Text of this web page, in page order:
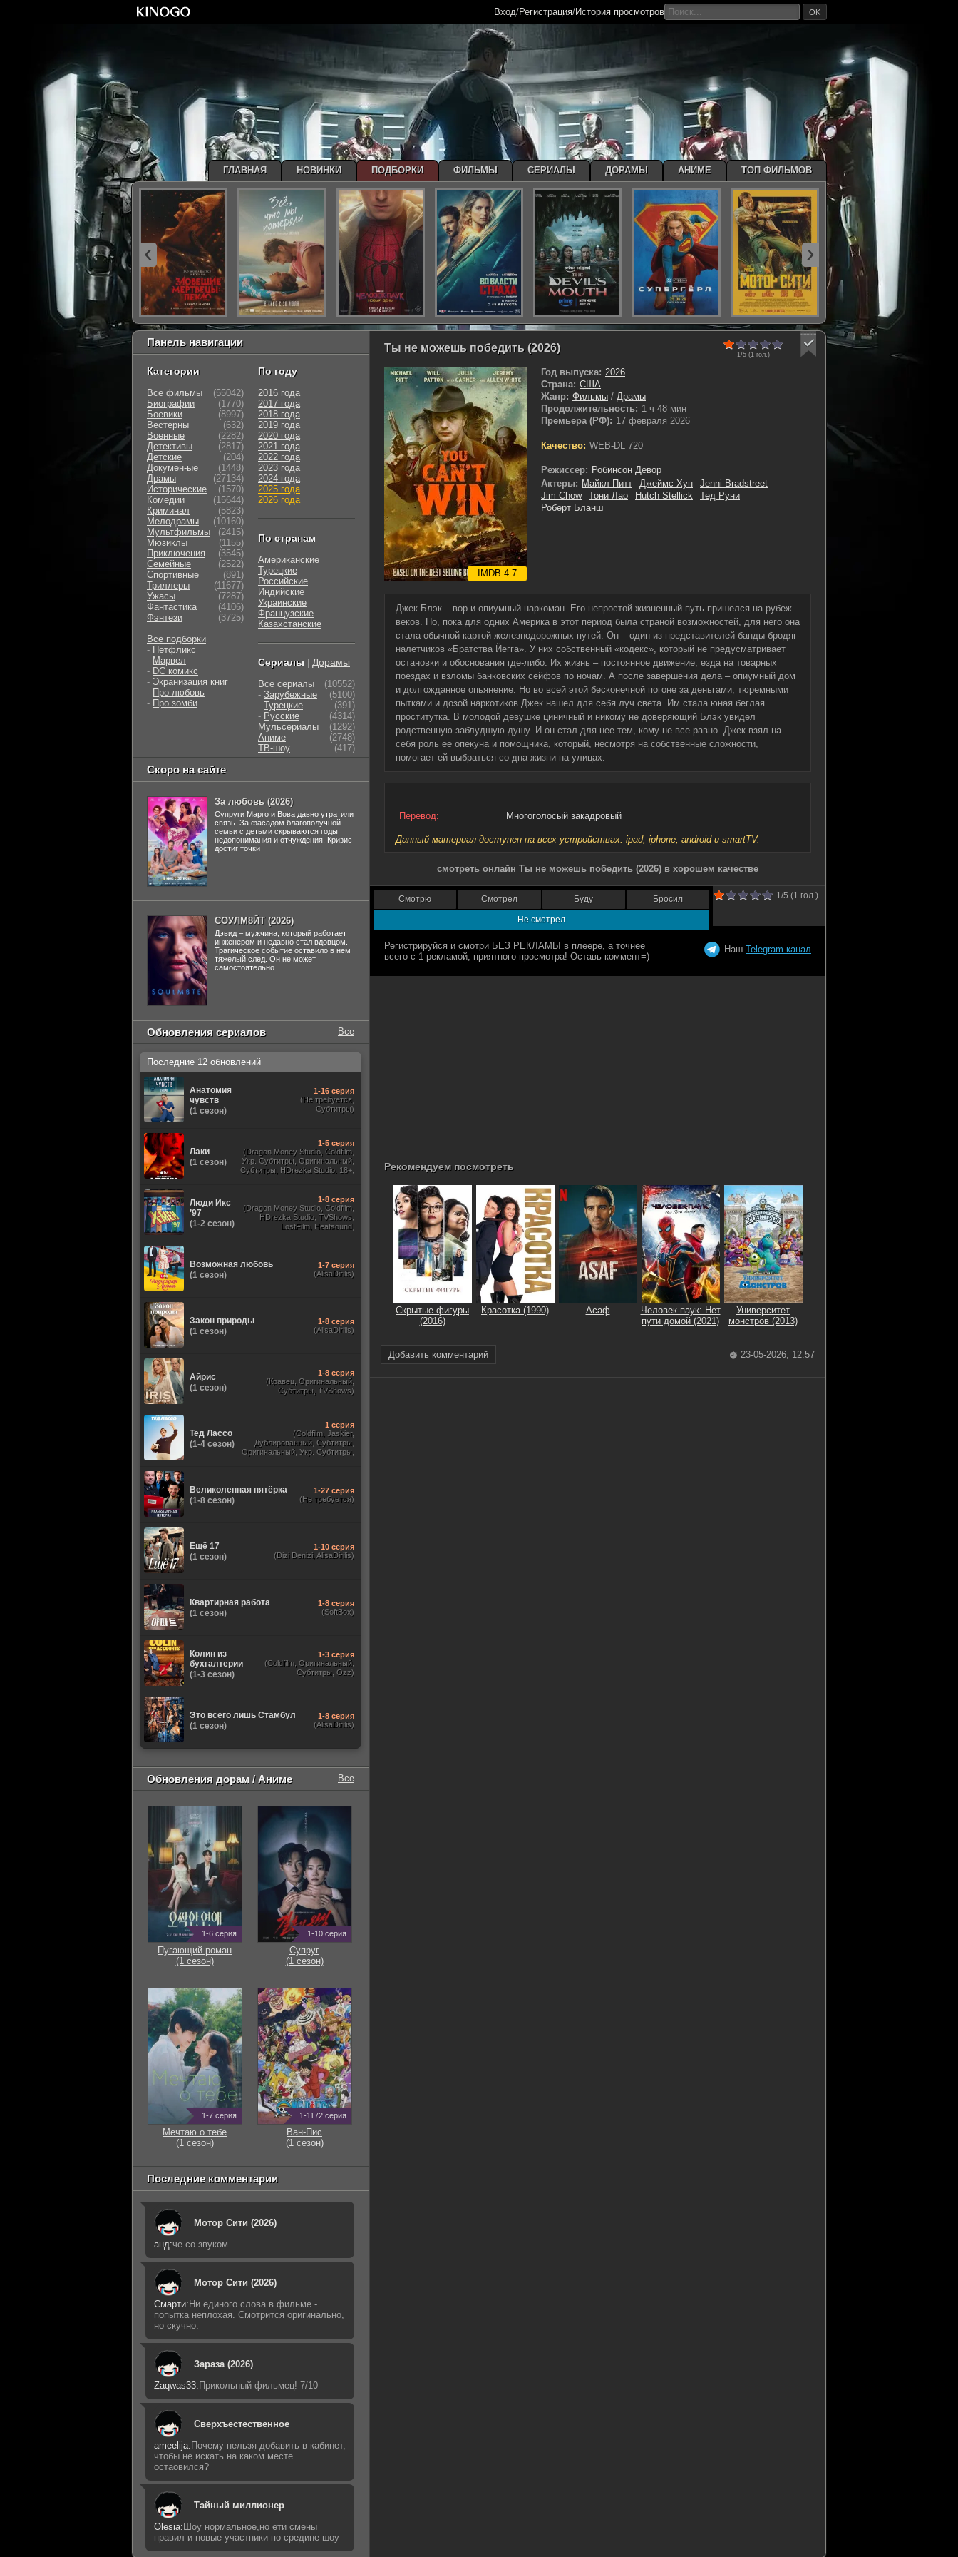
Ты не можешь победить (2026)
1/5 (1гол.)
IMDB 4.7
Год выпуска: 2026
Страна: США
Жанр: Фильмы / Драмы
Продолжительность: 1 ч 48 мин
Премьера (РФ): 17 февраля 2026
Качество: WEB-DL 720
Режиссер: Робинсон Девор
Актеры: Майкл Питт Джеймс Хун
Jenni Bradstreet
Jim Chow
Тони Лао Hutch Stellick
Тед Руни
Роберт Бланш
Джек Блэк – вор и опиумный наркоман. Его непростой жизненный путь пришелся на рубеж
веков. Но, пока для одних Америка в этот период была страной возможностей, для него она
стала обычной картой железнодорожных путей. Он – один из представителей банды бродяг-
налетчиков «Братства Йегга». У них собственный «кодекс», который не предусматривает
остановки и обоснования где-либо. Их жизнь – постоянное движение, езда на товарных
поездах и взломы банковских сейфов по ночам. А после завершения дела – опиумный дом
и долгожданное опьянение. Но во всей этой бесконечной погоне за деньгами, тюремными
пытками и дозой наркотиков Джек нашел для себя луч света. Им стала юная беглая
проститутка. В молодой девушке циничный и никому не доверяющий Блэк увидел
родственную заблудшую душу. И он стал для нее тем, кому не все равно. Джек взял на
себя роль ее опекуна и помощника, который, несмотря на собственные сложности,
помогает ей выбраться со дна жизни на улицах.
Перевод: Многоголосый закадровый
Данный материал доступен на всех устройствах: ipad, iphone, android и smartTV.
смотреть онлайн Ты не можешь победить (2026) в хорошем качестве
1/5 (1 гол.)
Смотрю Смотрел Буду Бросил
Не смотрел
Наш Telegram канал
Рекомендуем посмотреть
Скрытые фигуры
(2016)
Красотка (1990) Асаф
Человек-паук: Нет
пути домой (2021)
Университет
монстров (2013)
Добавить комментарий 23-05-2026, 12:57
Панель навигации
Категории
Все фильмы
(55042)
Биографии
(1770)
Боевики
(8997)
Вестерны
(632)
Военные
(2282)
Детективы
(2817)
Детские
(204)
Докумен-ые
(1448)
Драмы
(27134)
Исторические
(1570)
Комедии
(15644)
Криминал
(5823)
Мелодрамы
(10160)
Мультфильмы
(2415)
Мюзиклы
(1155)
Приключения
(3545)
Семейные
(2522)
Cпортивные
(891)
Триллеры
(11677)
Ужасы
(7287)
Фантастика
(4106)
Фэнтези
(3725)
Все подборки
- Нетфликс
- Марвел
- DC комикс
- Экранизация книг
- Про любовь
- Про зомби
По году
2016 года
2017 года
2018 года
2019 года
2020 года
2021 года
2022 года
2023 года
2024 года
2025 года
2026 года
По странам
Американские
Турецкие
Российские
Индийские
Украинские
Французские
Казахстанские
Сериалы Дорамы
Все сериалы
(10552)
- Зарубежные
(5100)
- Турецкие
(391)
- Русские
(4314)
Мульсериалы
(1292)
Аниме
(2748)
ТВ-шоу
(417)
Скоро на сайте
За любовь (2026)
Супруги Марго и Вова давно утратили
связь. За фасадом благополучной
семьи с детьми скрываются годы
недопонимания и отчуждения. Кризис
достиг точки
СОУЛМ8ЙТ (2026)
Дэвид – мужчина, который работает
инженером и недавно стал вдовцом.
Трагическое событие оставило в нем
тяжелый след. Он не может
самостоятельно
Обновления сериалов Все
Последние 12 обновлений
Анатомия
чувств
(1 сезон)
1-16 серия
(Не требуется,
Субтитры)
Лаки
(1 сезон)
1-5 серия
(Dragon Money Studio, Coldfilm,
Укр. Субтитры, Оригинальный,
Субтитры, HDrezka Studio. 18+,
Люди Икс
’97
(1-2 сезон)
1-8 серия
(Dragon Money Studio, Coldfilm,
HDrezka Studio, TVShows,
LostFilm, Heatsound,
Возможная любовь
(1 сезон)
1-7 серия
(AlisaDirilis)
Закон природы
(1 сезон)
1-8 серия
(AlisaDirilis)
Айрис
(1 сезон)
1-8 серия
(Кравец, Оригинальный,
Субтитры, TVShows)
Тед Лассо
(1-4 сезон)
1 серия
(Coldfilm, Jaskier,
Дублированный, Субтитры,
Оригинальный, Укр. Субтитры,
Великолепная пятёрка
(1-8 сезон)
1-27 серия
(Не требуется)
Ещё 17
(1 сезон)
1-10 серия
(Dizi Denizi, AlisaDirilis)
Квартирная работа
(1 сезон)
1-8 серия
(SoftBox)
Колин из
бухгалтерии
(1-3 сезон)
1-3 серия
(Coldfilm, Оригинальный,
Субтитры, Ozz)
Это всего лишь Стамбул
(1 сезон)
1-8 серия
(AlisaDirilis)
Обновления дорам / Аниме Все
1-6 серия
Пугающий роман
(1 сезон)
1-10 серия
Супруг
(1 сезон)
1-7 серия
Мечтаю о тебе
(1 сезон)
1-1172 серия
Ван-Пис
(1 сезон)
Последние комментарии
Мотор Сити (2026)
анд:че со звуком
Мотор Сити (2026)
Смарти: Ни единого слова в фильме -
попытка неплохая. Смотрится оригинально,
но скучно.
Зараза (2026)
Zaqwas33: Прикольный фильмец! 7/10
Сверхъестественное
ameelija: Почему нельзя добавить в кабинет,
чтобы не искать на каком месте
остаовился?
Тайный миллионер
Olesia: Шоу нормальное,но ети смены
правил и новые участники по средине шоу
ГЛАВНАЯ НОВИНКИ ПОДБОРКИ ФИЛЬМЫ СЕРИАЛЫ ДОРАМЫ АНИМЕ ТОП ФИЛЬМОВ
‹ ›
Вход/Регистрация/История просмотров OK